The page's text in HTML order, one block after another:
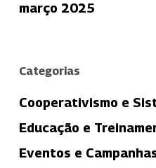
março 2025
Categorias
Cooperativismo e
Educação e
Eventos e